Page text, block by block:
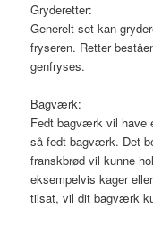
Gryderetter:
Generelt set kan
fryseren. Retter
genfryses.
Bagværk:
Fedt bagværk vil have
så fedt bagværk. Det
franskbrød vil kunne
eksempelvis kager
tilsat, vil dit bagværk